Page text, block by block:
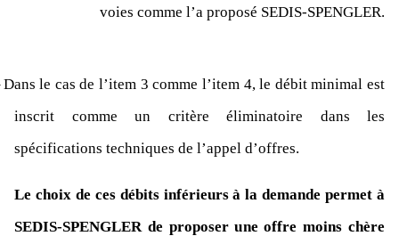
voies comme l’a proposé SEDIS-SPENGLER.
Dans le cas de l’item 3 comme l’item 4, le débit minimal est
inscrit comme un critère éliminatoire dans les
spécifications techniques de l’appel d’offres.
Le choix de ces débits inférieurs à la demande permet à
SEDIS-SPENGLER de proposer une offre moins chère